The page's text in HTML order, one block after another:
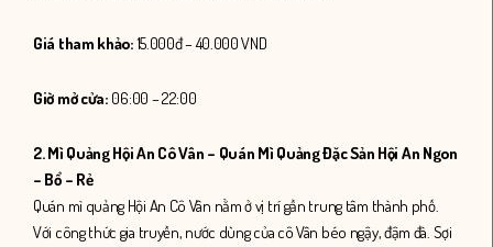
Giá tham khảo:15.000đ – 40.000 VND
Giờ mở cửa: 06:00 – 22:00
2. Mì Quảng Hội An Cô Vân – Quán Mì Quảng Đặc Sản Hội An Ngon
– Bổ – Rẻ
Quán mì quảng Hội An Cô Vân nằm ở vị trí gần trung tâm thành phố.
Với công thức gia truyền, nước dùng của cô Vân béo ngậy, đậm đà. Sợi